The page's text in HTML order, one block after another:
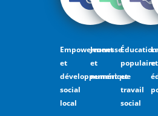
Empowerment
et
développement
social
local
Jeunesse
et
numérique
Éducation
populaire
et
travail
social
et